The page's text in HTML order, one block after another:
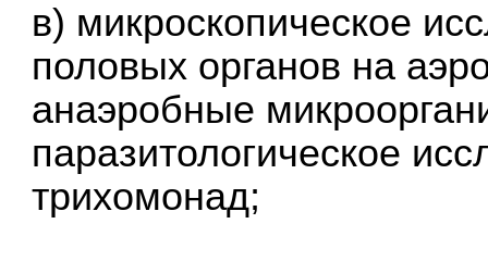
в) микроскопическое
половых органов на
анаэробные
паразитологическое
трихомонад;